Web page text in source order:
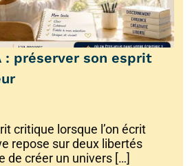
: préserver son esprit
critique lorsque l’on écrit
repose sur deux libertés
de créer un univers […]